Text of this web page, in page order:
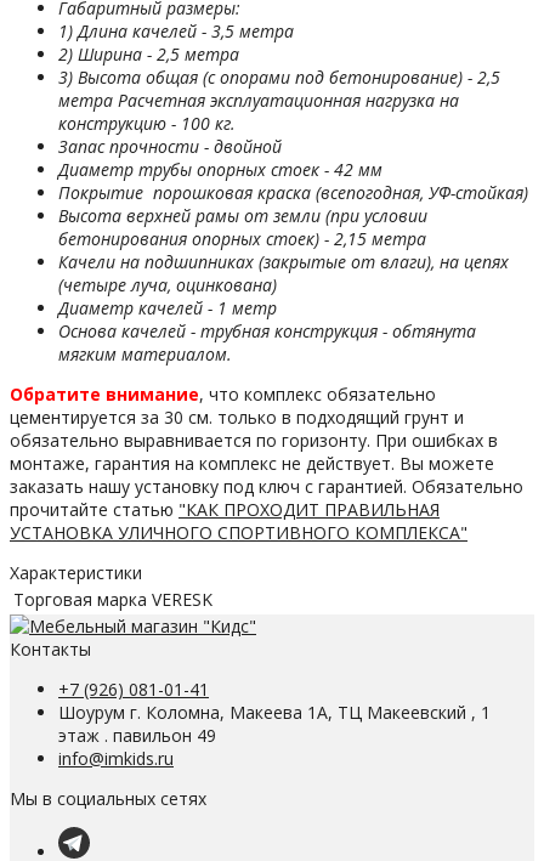
Габаритный размеры:
1) Длина качелей - 3,5 метра
2) Ширина - 2,5 метра
3) Высота общая (с опорами под бетонирование) - 2,5
метра Расчетная эксплуатационная нагрузка на
конструкцию - 100 кг.
Запас прочности - двойной
Диаметр трубы опорных стоек - 42 мм
Покрытие порошковая краска (всепогодная, УФ-стойкая)
Высота верхней рамы от земли (при условии
бетонирования опорных стоек) - 2,15 метра
Качели на подшипниках (закрытые от влаги), на цепях
(четыре луча, оцинкована)
Диаметр качелей - 1 метр
Основа качелей - трубная конструкция - обтянута
мягким материалом.
Обратите внимание, что комплекс обязательно
цементируется за 30 см. только в подходящий грунт и
обязательно выравнивается по горизонту. При ошибках в
монтаже, гарантия на комплекс не действует. Вы можете
заказать нашу установку под ключ с гарантией. Обязательно
прочитайте статью "КАК ПРОХОДИТ ПРАВИЛЬНАЯ
УСТАНОВКА УЛИЧНОГО СПОРТИВНОГО КОМПЛЕКСА"
Характеристики
Торговая марка VERESK
Контакты
+7 (926) 081-01-41
Шоурум г. Коломна, Макеева 1А, ТЦ Макеевский , 1
этаж . павильон 49
info@imkids.ru
Мы в социальных сетях